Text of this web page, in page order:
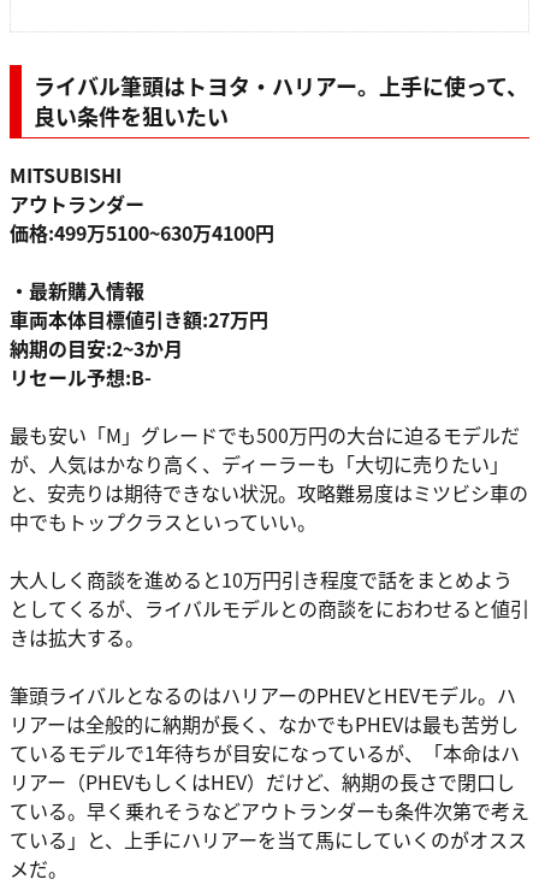
ライバル筆頭はトヨタ・ハリアー。上手に使って、
良い条件を狙いたい
MITSUBISHI
アウトランダー
価格:499万5100~630万4100円
・最新購入情報
車両本体目標値引き額:27万円
納期の目安:2~3か月
リセール予想:B-
最も安い「M」グレードでも500万円の大台に迫るモデルだ
が、人気はかなり高く、ディーラーも「大切に売りたい」
と、安売りは期待できない状況。攻略難易度はミツビシ車の
中でもトップクラスといっていい。
大人しく商談を進めると10万円引き程度で話をまとめよう
としてくるが、ライバルモデルとの商談をにおわせると値引
きは拡大する。
筆頭ライバルとなるのはハリアーのPHEVとHEVモデル。ハ
リアーは全般的に納期が長く、なかでもPHEVは最も苦労し
ているモデルで1年待ちが目安になっているが、「本命はハ
リアー（PHEVもしくはHEV）だけど、納期の長さで閉口し
ている。早く乗れそうなどアウトランダーも条件次第で考え
ている」と、上手にハリアーを当て馬にしていくのがオスス
メだ。